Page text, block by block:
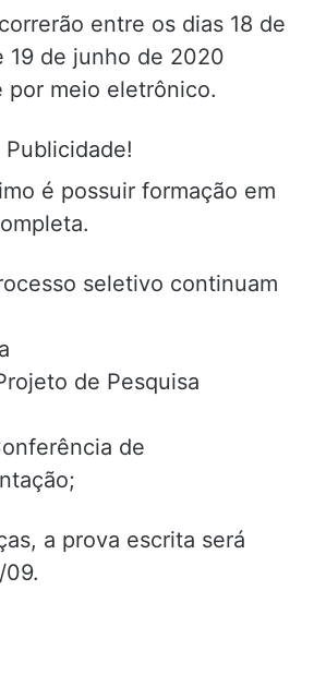
entre os dias 18 de
19 de junho de 2020
por meio eletrônico.
Publicidade!
é possuir formação em
seletivo continuam
de Pesquisa
de
a prova escrita será
09.